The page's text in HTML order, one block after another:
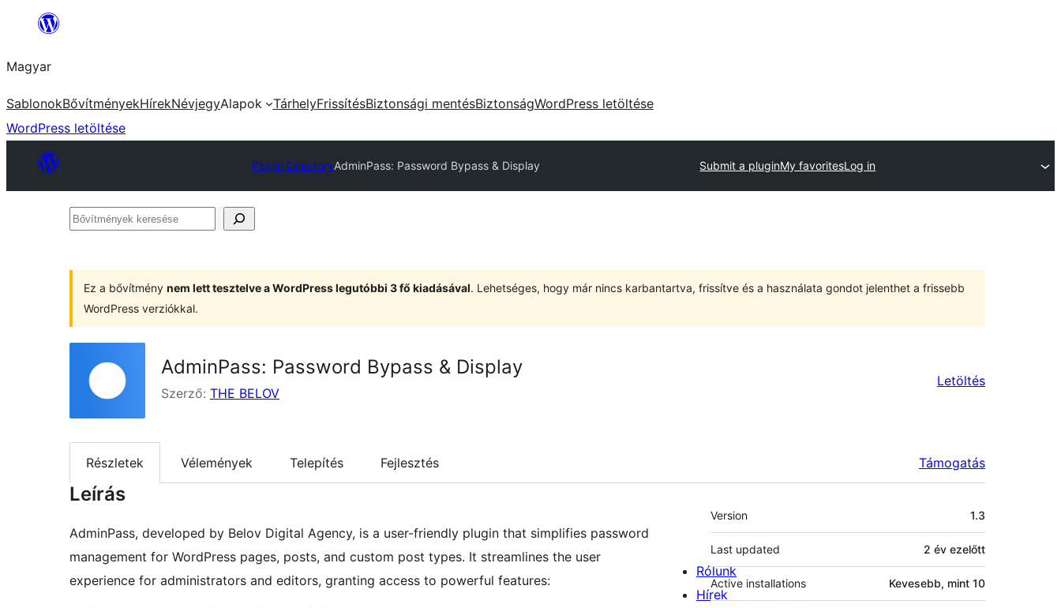
Ugrás
tartalomhoz
Magyar
SablonokBővítményekHírekNévjegyAlapok TárhelyFrissítésBiztonsági mentésBiztonságWordPress letöltése
WordPress letöltése
Plugin DirectoryAdminPass: Password Bypass & Display Submit a pluginMy favoritesLog in
Bővítmények
Ez a bővítmény nem lett tesztelve a WordPress legutóbbi 3 fő kiadásával. Lehetséges, hogy már nincs karbantartva, frissítve és a használata gondot jelenthet a frissebb
WordPress verziókkal.
AdminPass: Password Bypass & Display
Szerző: THE BELOV
Letöltés
Részletek Vélemények Telepítés Fejlesztés Támogatás
Leírás
AdminPass, developed by Belov Digital Agency, is a user-friendly plugin that simplifies password
management for WordPress pages, posts, and custom post types. It streamlines the user
experience for administrators and editors, granting access to powerful features:
Meta
Version 1.3
Last updated 2 év ezelőtt
Active installations Kevesebb, mint 10
Rólunk
Hírek